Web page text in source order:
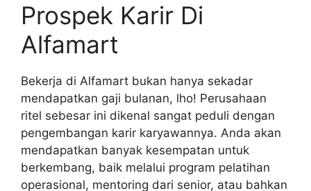
Prospek Karir Di
Alfamart
Bekerja di Alfamart bukan hanya sekadar
mendapatkan gaji bulanan, lho! Perusahaan
ritel sebesar ini dikenal sangat peduli dengan
pengembangan karir karyawannya. Anda akan
mendapatkan banyak kesempatan untuk
berkembang, baik melalui program pelatihan
operasional, mentoring dari senior, atau bahkan